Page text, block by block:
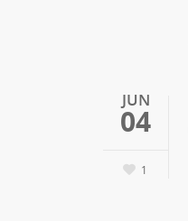
JUN
04
1